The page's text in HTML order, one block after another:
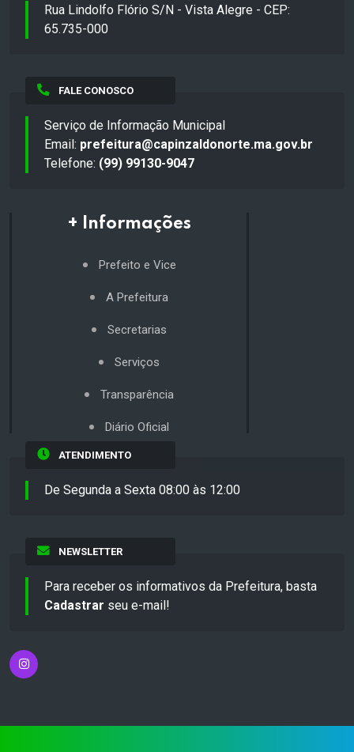
Rua Lindolfo Flório S/N - Vista Alegre - CEP:
65.735-000
FALE CONOSCO
Serviço de Informação Municipal
Email: prefeitura@capinzaldonorte.ma.gov.br
Telefone: (99) 99130-9047
+ Informações
Prefeito e Vice
A Prefeitura
Secretarias
Serviços
Transparência
Diário Oficial
ATENDIMENTO
De Segunda a Sexta 08:00 às 12:00
NEWSLETTER
Para receber os informativos da Prefeitura, basta
Cadastrar seu e-mail!